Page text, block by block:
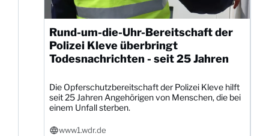
Rund-um-die-Uhr-Bereitschaft der
Polizei Kleve überbringt
Todesnachrichten - seit 25 Jahren
Die Opferschutzbereitschaft der Polizei Kleve hilft
seit 25 Jahren Angehörigen von Menschen, die bei
einem Unfall sterben.
www1.wdr.de